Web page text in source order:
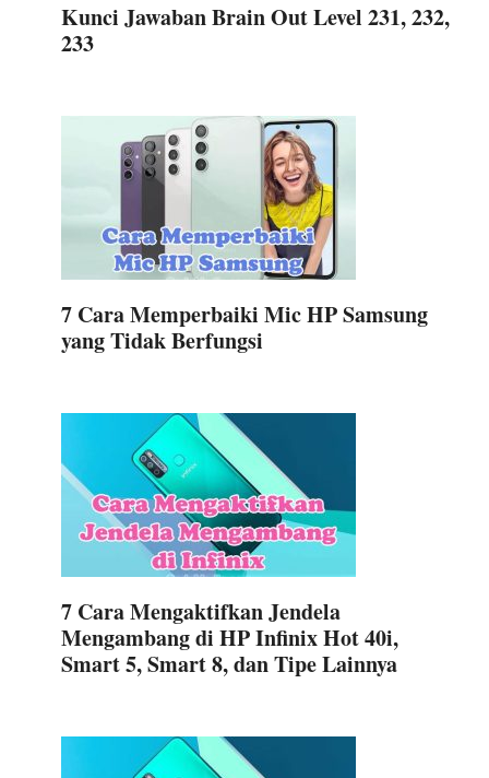
Kunci Jawaban Brain Out Level 231, 232,
233
7 Cara Memperbaiki Mic HP Samsung
yang Tidak Berfungsi
7 Cara Mengaktifkan Jendela
Mengambang di HP Infinix Hot 40i,
Smart 5, Smart 8, dan Tipe Lainnya